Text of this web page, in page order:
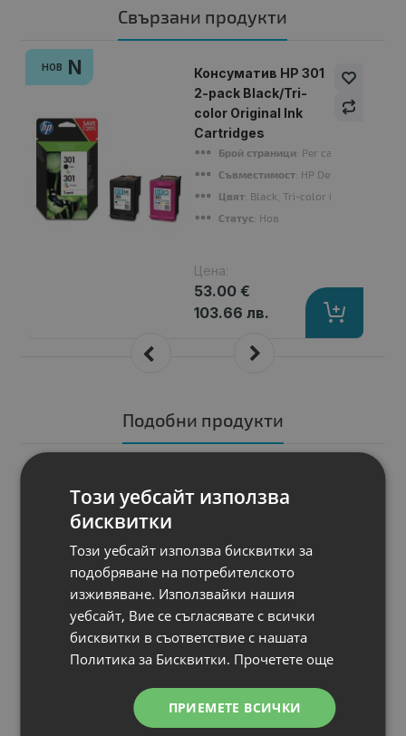
Свързани продукти
НОВ N
Консуматив HP 301
2-pack Black/Tri-
color Original Ink
Cartridges
Брой страници: Per cartridge: ~190
Съвместимост: HP Deskjet 1050, HP
Цвят: Black, Tri-color (Cyan,
Статус: Нов
Цена:
53.00 €
103.66 лв.
Подобни продукти
Mouse
Статус: Употребяван
Гаранция: 1 месец
13.69 лв.
Този уебсайт използва
бисквитки
Този уебсайт използва бисквитки за
подобряване на потребителското
изживяване. Използвайки нашия
уебсайт, Вие се съгласявате с всички
бисквитки в съответствие с нашата
Политика за Бисквитки. Прочетете още
ПРИЕМЕТЕ ВСИЧКИ